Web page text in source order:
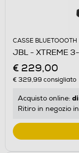
CASSE BLUETOOOTH
JBL - XTREME
€ 229,00
€ 329,99 consigliato
Acquisto online:
Ritiro in negozio